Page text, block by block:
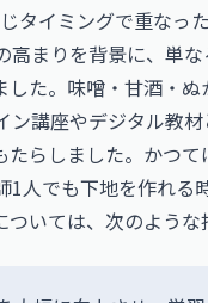
タイミングで重なっ
まりを背景に、単
た。味噌・甘酒・
講座やデジタル教
らしました。かつ
人でも下地を作れる
いては、次のような